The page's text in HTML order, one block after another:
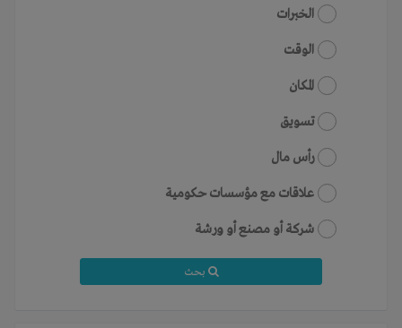
الخبرات
الوقت
المكان
تسويق
رأس مال
علاقات مع مؤسسات حكومية
شركة أو مصنع أو ورشة